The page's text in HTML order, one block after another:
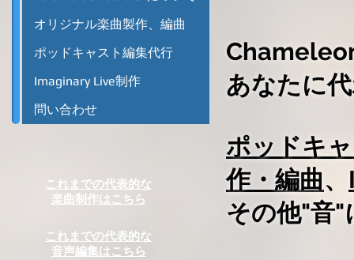
これまでの代表的な
音声編集はこちら
これまでの代表的な
楽曲制作はこちら
あなたに
ポッドキ
作・編曲、
その他"音"
オリジナル楽曲製作、編曲
ポッドキャスト編集代行
Imaginary Live制作
問い合わせ